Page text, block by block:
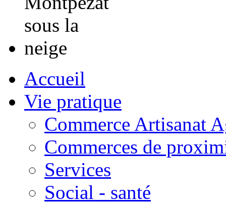
Accueil
Vie pratique
Commerce Artisanat
Commerces de
Services
Social - santé